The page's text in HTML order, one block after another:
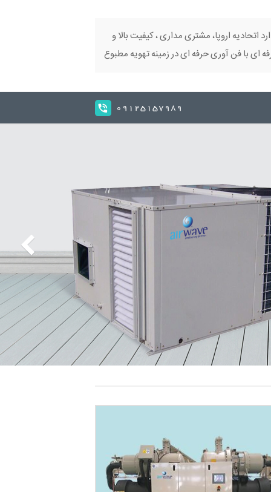
اتحادیه اروپا، مشتری مداری ، کیفیت بالا و
ای با فن آوری حرفه ای در زمینه تهویه مطبوع
09125157989